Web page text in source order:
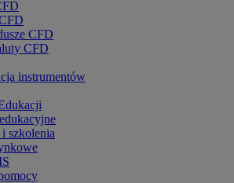
CFD
CFD
instrumentów
szkolenia